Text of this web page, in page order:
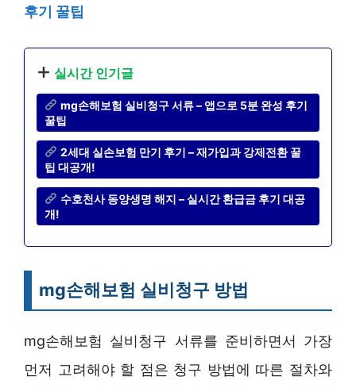
후기 꿀팁
실시간 인기글
mg손해보험 실비청구 서류 – 앱으로 5분 완성 후기
꿀팁
2세대 실손보험 만기 후기 – 재가입과 강제전환 꿀
팁 대공개!
수호천사 동양생명 해지 – 실시간 환급금 후기 대공
개!
mg손해보험 실비청구 방법
mg손해보험 실비청구 서류를 준비하면서 가장
먼저 고려해야 할 점은 청구 방법에 따른 절차와